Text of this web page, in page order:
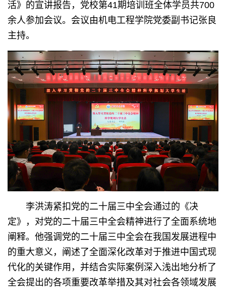
活》的宣讲报告，党校第41期培训班全体学员共700
余人参加会议。会议由机电工程学院党委副书记张良
主持。
李洪涛紧扣党的二十届三中全会通过的《决
定》，对党的二十届三中全会精神进行了全面系统地
阐释。他强调党的二十届三中全会在我国发展进程中
的重大意义，阐述了全面深化改革对于推进中国式现
代化的关键作用，并结合实际案例深入浅出地分析了
全会提出的各项重要改革举措及其对社会各领域发展